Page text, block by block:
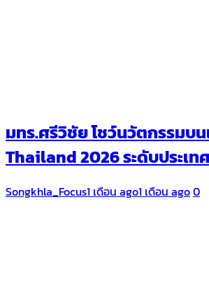
มทร.ศรีวิชัย โชว์นวัตกรรมบ
Thailand 2026 ระดับประเท
Songkhla_Focus1 เดือน ago1 เดือน ago0